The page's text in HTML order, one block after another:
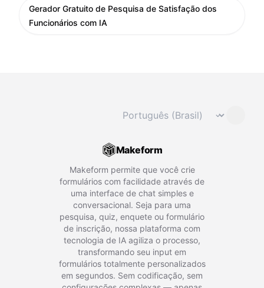
Gerador Gratuito de Pesquisa de Satisfação dos
Funcionários com IA
Mudar idioma ⌄
Makeform
Makeform permite que você crie
formulários com facilidade através de
uma interface de chat simples e
conversacional. Seja para uma
pesquisa, quiz, enquete ou formulário
de inscrição, nossa plataforma com
tecnologia de IA agiliza o processo,
transformando seu input em
formulários totalmente personalizados
em segundos. Sem codificação, sem